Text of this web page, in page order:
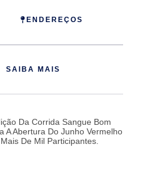
ENDEREÇOS
SAIBA MAIS
Da Corrida Sangue Bom
A Abertura Do Junho Vermelho
De Mil Participantes.